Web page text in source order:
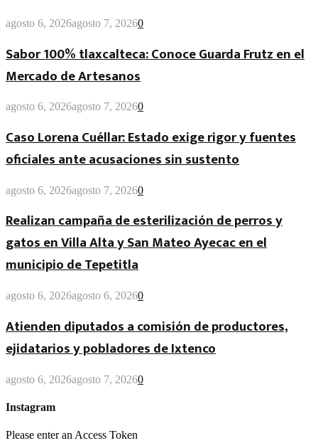
agosto 6, 2026agosto 7, 20260
Sabor 100% tlaxcalteca: Conoce Guarda Frutz en el
Mercado de Artesanos
agosto 6, 2026agosto 7, 20260
Caso Lorena Cuéllar: Estado exige rigor y fuentes
oficiales ante acusaciones sin sustento
agosto 6, 2026agosto 7, 20260
Realizan campaña de esterilización de perros y
gatos en Villa Alta y San Mateo Ayecac en el
municipio de Tepetitla
agosto 6, 2026agosto 6, 20260
Atienden diputados a comisión de productores,
ejidatarios y pobladores de Ixtenco
agosto 6, 2026agosto 7, 20260
Instagram
Please enter an Access Token